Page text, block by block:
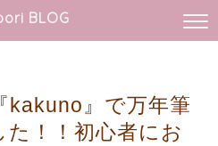
BLOG
kakuno』で万年筆
！！初心者にお